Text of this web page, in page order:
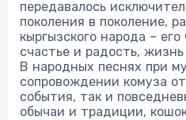
передавалось
поколения в поколение,
кыргызского народа –
счастье и радость,
В народных песнях при
сопровождении комуза
события, так и
обычаи и традиции,